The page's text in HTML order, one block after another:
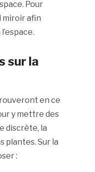
Pour
miroir afin
sur la
en ce
y mettre des
discrète, la
plantes. Sur la
: